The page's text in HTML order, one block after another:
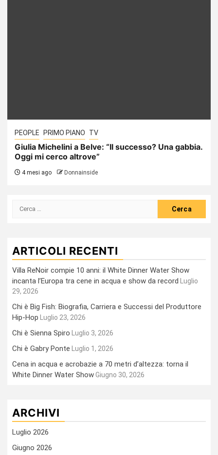
PEOPLE PRIMO PIANO TV
Giulia Michelini a Belve: “Il successo? Una gabbia.
Oggi mi cerco altrove”
4 mesi ago Donnainside
Ricerca
ARTICOLI RECENTI
Villa ReNoir compie 10 anni: il White Dinner Water Show
incanta l’Europa tra cene in acqua e show da record
Luglio
29, 2026
Chi è Big Fish: Biografia, Carriera e Successi del Produttore
Hip-Hop
Luglio 23, 2026
Chi è Sienna Spiro Luglio 3, 2026
Chi è Gabry Ponte Luglio 1, 2026
Cena in acqua e acrobazie a 70 metri d’altezza: torna il
White Dinner Water ShowGiugno 30, 2026
ARCHIVI
Luglio 2026
Giugno 2026